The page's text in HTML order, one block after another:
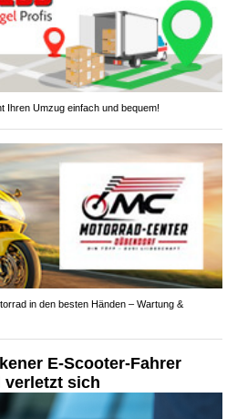
Umzug einfach und bequem!
in den besten Händen – Wartung &
E-Scooter-Fahrer
verletzt sich